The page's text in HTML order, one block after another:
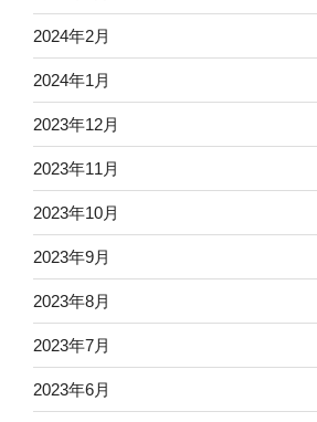
2024年2月
2024年1月
2023年12月
2023年11月
2023年10月
2023年9月
2023年8月
2023年7月
2023年6月